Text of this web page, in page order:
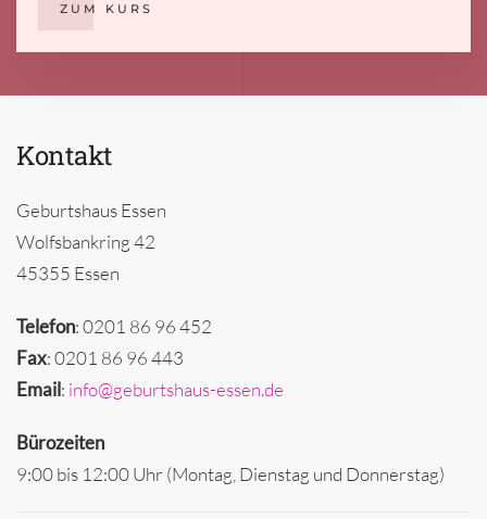
ZUM KURS
Kontakt
Geburtshaus Essen
Wolfsbankring 42
45355 Essen
Telefon: 0201 86 96 452
Fax: 0201 86 96 443
Email: info@geburtshaus-essen.de
Bürozeiten
9:00 bis 12:00 Uhr (Montag, Dienstag und Donnerstag)